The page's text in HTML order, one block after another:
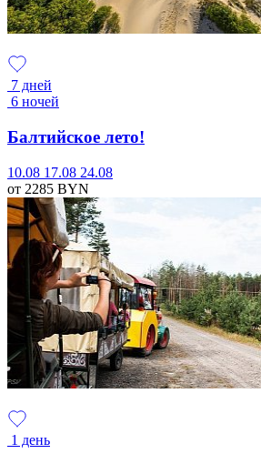
7 дней
6 ночей
Балтийское лето!
10.08 17.08 24.08
от 2285 BYN
1 день